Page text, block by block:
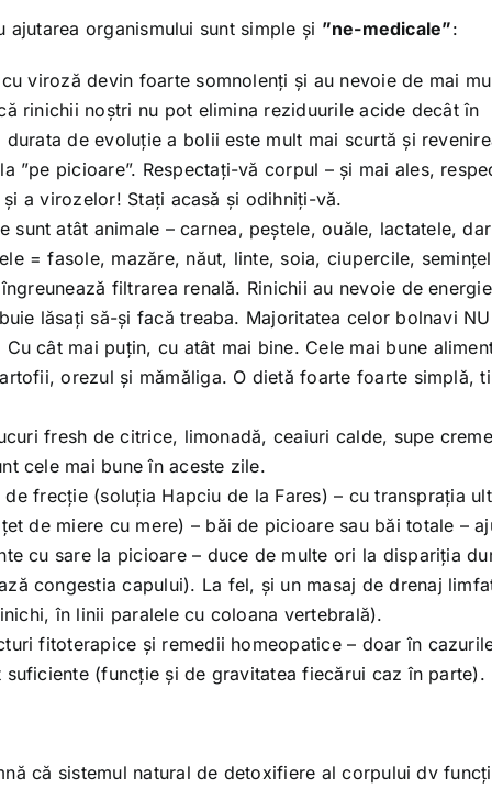
organismului sunt simple și ”ne-medicale”:
viroză devin foarte somnolenți și au nevoie de mai
rinichii noștri nu pot elimina reziduurile acide decât în
de evoluție a bolii este mult mai scurtă și
”pe picioare”. Respectați-vă corpul – și mai ales,
a virozelor! Stați acasă și odihniți-vă.
sunt atât animale – carnea, peștele, ouăle, lactatele,
= fasole, mazăre, năut, linte, soia, ciupercile,
filtrarea renală. Rinichii au nevoie de
lăsați să-și facă treaba. Majoritatea celor bolnavi
cât mai puțin, cu atât mai bine. Cele mai bune
orezul și mămăliga. O dietă foarte foarte simplă,
fresh de citrice, limonadă, ceaiuri calde, supe
cele mai bune în aceste zile.
frecție (soluția Hapciu de la Fares) – cu transprația
de miere cu mere) – băi de picioare sau băi totale –
cu sare la picioare – duce de multe ori la dispariția
congestia capului). La fel, și un masaj de drenaj
în linii paralele cu coloana vertebrală).
fitoterapice și remedii homeopatice – doar în
suficiente (funcție și de gravitatea fiecărui caz în parte).
că sistemul natural de detoxifiere al corpului dv